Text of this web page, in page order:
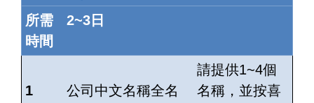
所需
時間
2~3日
1 公司中文名稱全名
請提供1~4個
名稱，並按喜